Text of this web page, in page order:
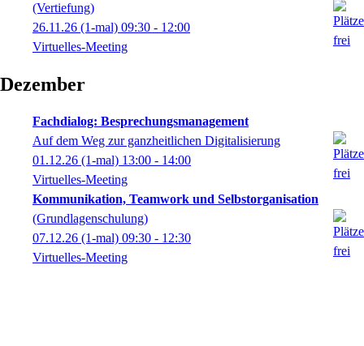
(Vertiefung)
26.11.26 (1-mal) 09:30 - 12:00
Virtuelles-Meeting
Dezember
Fachdialog: Besprechungsmanagement
Auf dem Weg zur ganzheitlichen Digitalisierung
01.12.26 (1-mal) 13:00 - 14:00
Virtuelles-Meeting
Kommunikation, Teamwork und Selbstorganisation
(Grundlagenschulung)
07.12.26 (1-mal) 09:30 - 12:30
Virtuelles-Meeting